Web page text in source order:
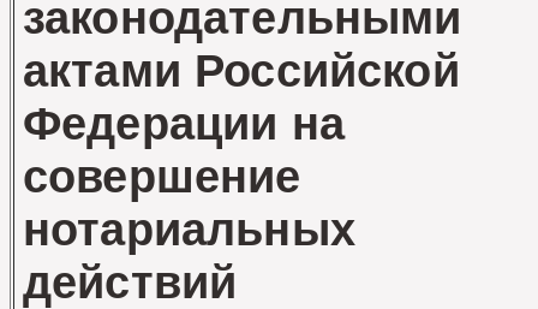
законодательными
актами Российской
Федерации на
совершение
нотариальных
действий